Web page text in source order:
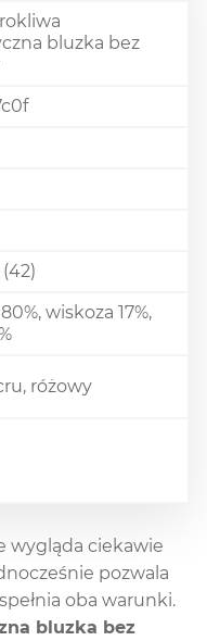
bluzka bez
(42)
wiskoza 17%,
różowy
wygląda ciekawie
pozwala
oba warunki.
bluzka bez